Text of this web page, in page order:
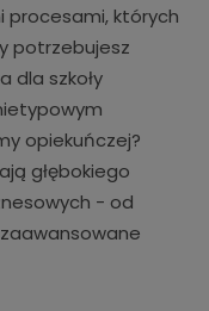
procesami, których
potrzebujesz
dla szkoły
opiekuńczej?
głębokiego
- od